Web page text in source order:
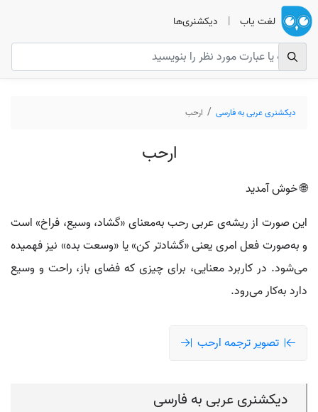
لغت یاب | دیکشنری‌ها
دیکشنری عربی به فارسی ارحب
ارحب
🌐 خوش آمدید
این صورت از ریشه‌ی عربی رحب به‌معنای «گشاد، وسیع، فراخ» است
و به‌صورت فعل امری یعنی «گشادتر کن» یا «وسعت بده» نیز فهمیده
می‌شود. در کاربرد معنایی، برای چیزی که فضای باز، راحت و وسیع
دارد به‌کار می‌رود.
تصویر ترجمه ارحب
دیکشنری عربی به فارسی